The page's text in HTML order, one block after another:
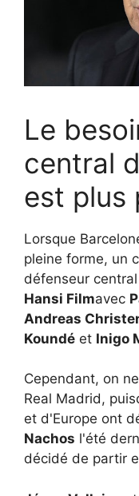
Le
central
est plus
Lorsque
pleine forme, un
défenseur
Hansi Filmavec
Andreas
Koundé et Inigo
Cependant, on
Real Madrid,
et d'Europe ont
Nachos l'été
décidé de partir